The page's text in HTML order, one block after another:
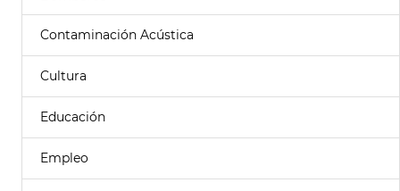
Contaminación Acústica
Cultura
Educación
Empleo